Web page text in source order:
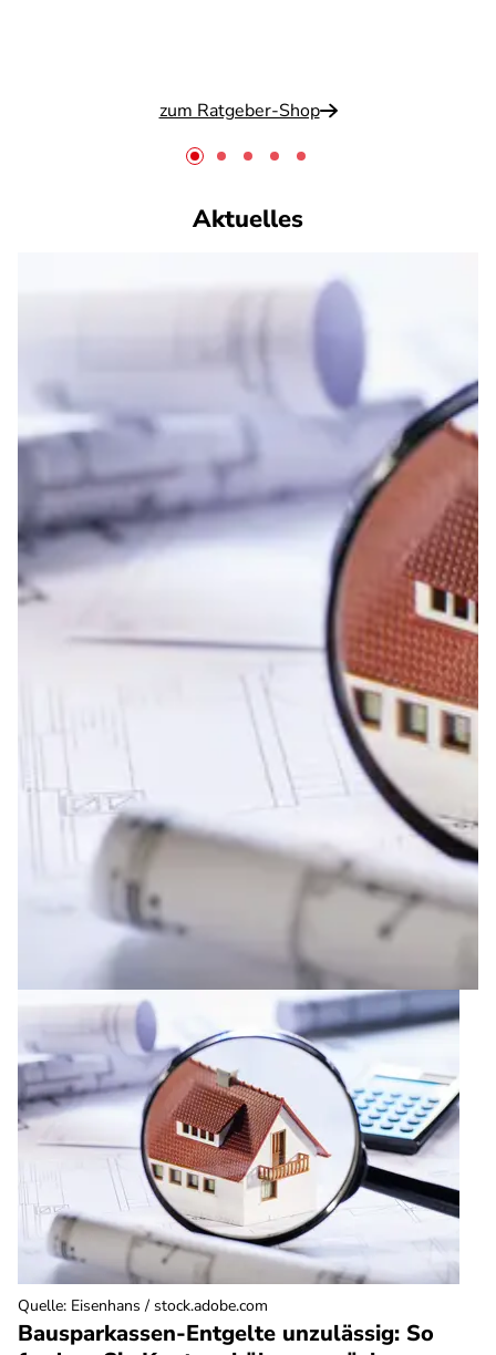
zum Ratgeber-Shop
Aktuelles
Bausparkassen-Entgelte unzulässig: So
Quelle: Eisenhans / stock.adobe.com